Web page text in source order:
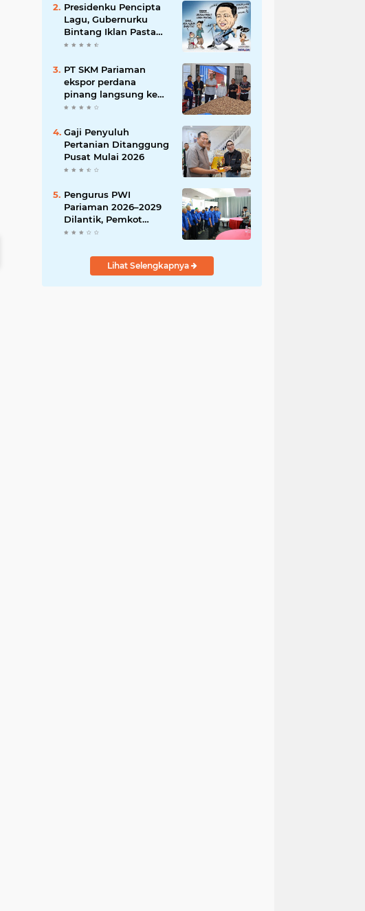
Presidenku Pencipta
Lagu, Gubernurku
Bintang Iklan Pasta
Gigi
PT SKM Pariaman
ekspor perdana
pinang langsung ke
India
Gaji Penyuluh
Pertanian Ditanggung
Pusat Mulai 2026
Pengurus PWI
Pariaman 2026–2029
Dilantik, Pemkot
Tekankan Sinergi dan
Lihat Selengkapnya